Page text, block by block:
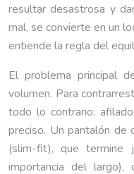
resultar desastrosa y
mal, se convierte en un
entiende la regla del
El problema principal
volumen. Para
todo lo contrario:
preciso. Un pantalón de
(slim-fit), que
importancia del largo),